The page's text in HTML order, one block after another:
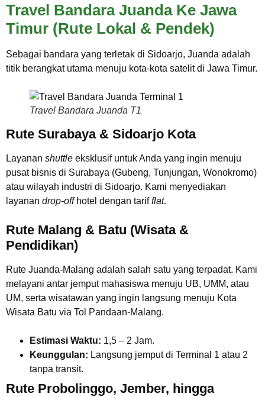
Travel Bandara Juanda Ke Jawa
Timur (Rute Lokal & Pendek)
Sebagai bandara yang terletak di Sidoarjo, Juanda adalah
titik berangkat utama menuju kota-kota satelit di Jawa Timur.
Travel Bandara Juanda T1
Rute Surabaya & Sidoarjo Kota
Layanan shuttle eksklusif untuk Anda yang ingin menuju
pusat bisnis di Surabaya (Gubeng, Tunjungan, Wonokromo)
atau wilayah industri di Sidoarjo. Kami menyediakan
layanan drop-offhotel dengan tarifflat.
Rute Malang & Batu (Wisata &
Pendidikan)
Rute Juanda-Malang adalah salah satu yang terpadat. Kami
melayani antar jemput mahasiswa menuju UB, UMM, atau
UM, serta wisatawan yang ingin langsung menuju Kota
Wisata Batu via Tol Pandaan-Malang.
Estimasi Waktu: 1,5 – 2 Jam.
Keunggulan: Langsung jemput di Terminal 1 atau 2
tanpa transit.
Rute Probolinggo, Jember, hingga